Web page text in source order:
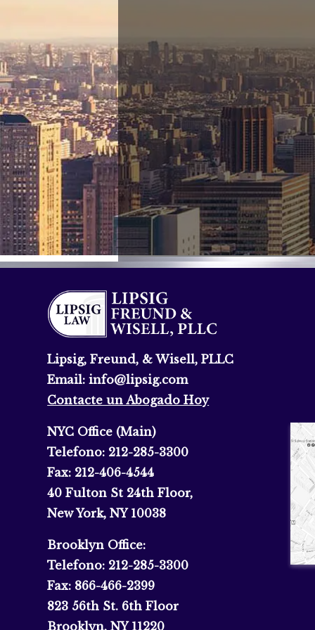
Lipsig, Freund, & Wisell, PLLC
Email:info@lipsig.com
Contacte un Abogado Hoy
NYC Office (Main)
Telefono: 212-285-3300
Fax: 212-406-4544
40 Fulton St 24th Floor,
New York, NY 10038
Brooklyn Office:
Telefono: 212-285-3300
Fax: 866-466-2399
823 56th St. 6th Floor
Brooklyn, NY 11220